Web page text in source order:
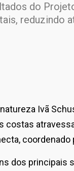
do
reduzindo
Ivã
costas
coordenado
dos principais